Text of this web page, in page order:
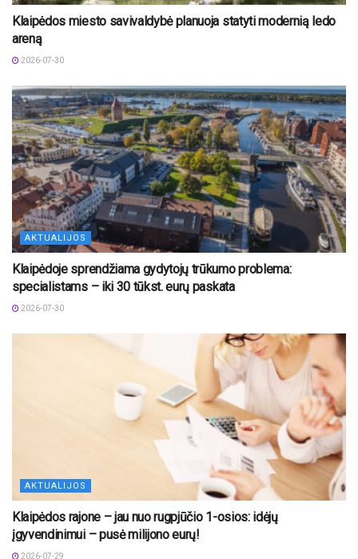
Klaipėdos miesto savivaldybė planuoja statyti modernią ledo
areną
2026-07-30
AKTUALIJOS
Klaipėdoje sprendžiama gydytojų trūkumo problema:
specialistams – iki 30 tūkst. eurų paskata
2026-07-30
AKTUALIJOS
Klaipėdos rajone – jau nuo rugpjūčio 1-osios: idėjų
įgyvendinimui – pusė milijono eurų!
2026-07-29